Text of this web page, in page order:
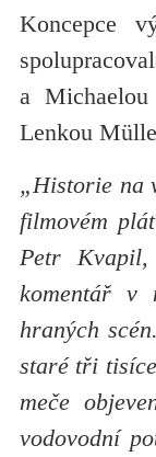
Koncepce
a
Lenkou
„Historie na
filmovém
Petr
komentář v
hraných
staré tři
meče
vodovodní